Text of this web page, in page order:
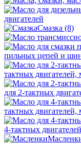
двигателей
Смазка (8)
пильных цепей и
тактных двигателей,
для 2-тактных
тактных двигателей,
4-тактных